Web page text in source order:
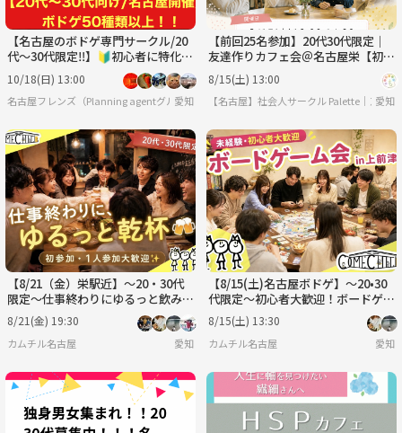
【名古屋のボドゲ専門サークル/20
代〜30代限定‼️】🔰初心者に特化し
たボドゲサークル
10/18(日) 13:00
名古屋フレンズ（Planning agentグループサークル）
愛知
【前回25名参加】20代30代限定｜
友達作りカフェ会＠名古屋栄【初参
加・1人参加歓迎】
8/15(土) 13:00
【名古屋】社会人サークル Palette｜友達
愛知
【8/21（金）栄駅近】～20・30代
限定～仕事終わりにゆるっと飲み会
🍻カムチル名古屋【第3回】
8/21(金) 19:30
カムチル名古屋 愛知
【8/15(土)名古屋ボドゲ】〜20•30
代限定〜初心者大歓迎！ボードゲー
ム会@上前津【第2回】
8/15(土) 13:30
カムチル名古屋 愛知